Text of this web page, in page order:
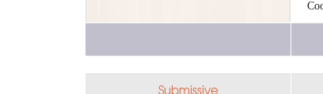
Submissive